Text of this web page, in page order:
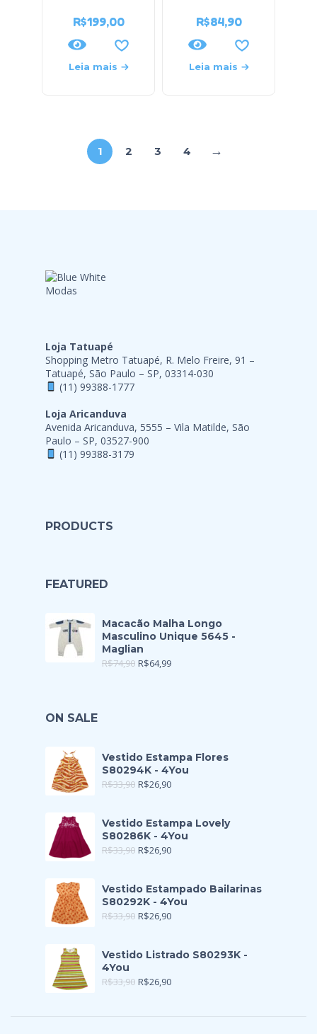
R$199,00
Leia mais
R$84,90
Leia mais
1 2 3 4 →
Loja Tatuapé
Shopping Metro Tatuapé, R. Melo Freire, 91 –
Tatuapé, São Paulo – SP, 03314-030
(11) 99388-1777
Loja Aricanduva
Avenida Aricanduva, 5555 – Vila Matilde, São
Paulo – SP, 03527-900
(11) 99388-3179
PRODUCTS
FEATURED
Macacão Malha Longo
Masculino Unique 5645 -
Maglian
R$74,90 R$64,99
ON SALE
Vestido Estampa Flores
S80294K - 4You
R$33,90 R$26,90
Vestido Estampa Lovely
S80286K - 4You
R$33,90 R$26,90
Vestido Estampado Bailarinas
S80292K - 4You
R$33,90 R$26,90
Vestido Listrado S80293K -
4You
R$33,90 R$26,90